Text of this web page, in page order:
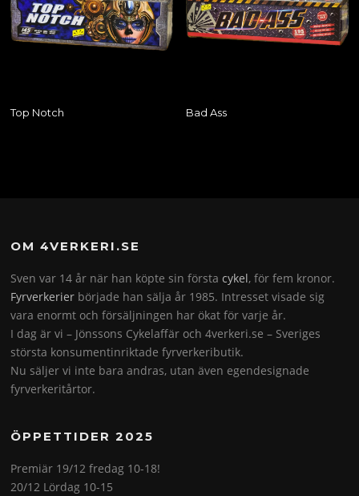
Top Notch Bad Ass
OM 4VERKERI.SE
Sven var 14 år när han köpte sin förstacykel, för fem kronor.
Fyrverkerier började han sälja år 1985. Intresset visade sig
vara enormt och försäljningen har ökat för varje år.
I dag är vi – Jönssons Cykelaffär och 4verkeri.se – Sveriges
största konsumentinriktade fyrverkeributik.
Nu säljer vi inte bara andras, utan även egendesignade
fyrverkeritårtor.
ÖPPETTIDER 2025
Premiär 19/12 fredag 10-18!
20/12 Lördag 10-15